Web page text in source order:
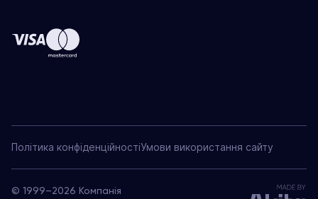
© 1999–2026 Компанія
Політика конфіденційностіУмови використання сайту